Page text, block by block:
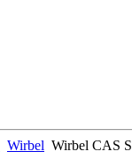
Wirbel Wirbel CAS S